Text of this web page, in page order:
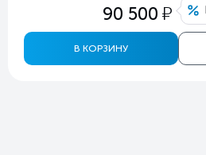
90 500 у
В КОРЗИНУ